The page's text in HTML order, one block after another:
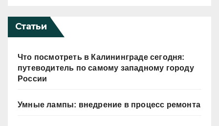
Статьи
Что посмотреть в Калининграде сегодня:
путеводитель по самому западному городу
России
Умные лампы: внедрение в процесс ремонта